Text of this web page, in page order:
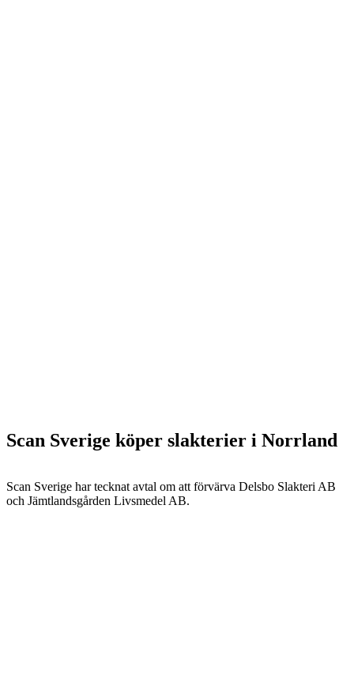
Scan Sverige köper slakterier i Norrland
Scan Sverige har tecknat avtal om att förvärva Delsbo Slakteri AB
och Jämtlandsgården Livsmedel AB.